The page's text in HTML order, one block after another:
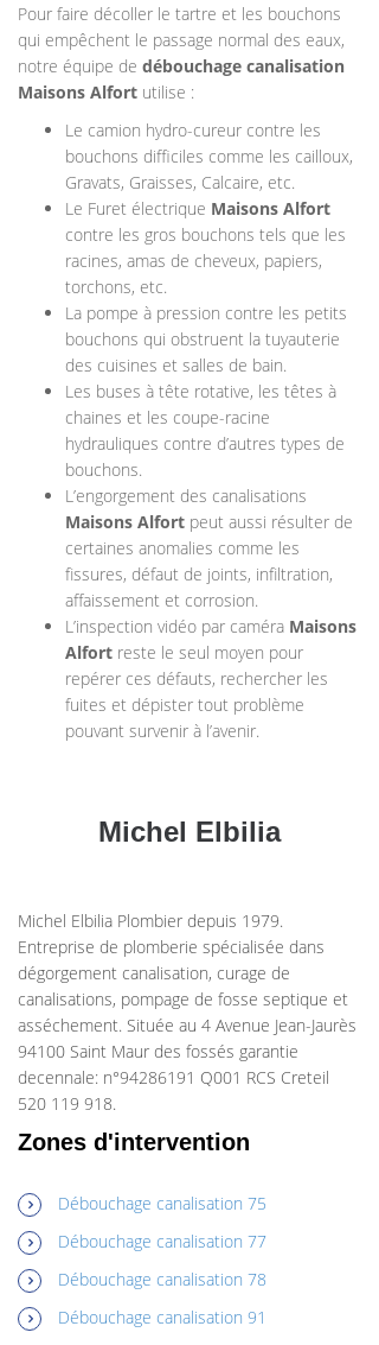
Pour faire décoller le tartre et les bouchons
qui empêchent le passage normal des eaux,
notre équipe de débouchage canalisation
Maisons Alfort utilise :
Le camion hydro-cureur contre les
bouchons difficiles comme les cailloux,
Gravats, Graisses, Calcaire, etc.
Le Furet électrique Maisons Alfort
contre les gros bouchons tels que les
racines, amas de cheveux, papiers,
torchons, etc.
La pompe à pression contre les petits
bouchons qui obstruent la tuyauterie
des cuisines et salles de bain.
Les buses à tête rotative, les têtes à
chaines et les coupe-racine
hydrauliques contre d’autres types de
bouchons.
L’engorgement des canalisations
Maisons Alfort peut aussi résulter de
certaines anomalies comme les
fissures, défaut de joints, infiltration,
affaissement et corrosion.
L’inspection vidéo par caméra Maisons
Alfort reste le seul moyen pour
repérer ces défauts, rechercher les
fuites et dépister tout problème
pouvant survenir à l’avenir.
Michel Elbilia
Michel Elbilia Plombier depuis 1979.
Entreprise de plomberie spécialisée dans
dégorgement canalisation, curage de
canalisations, pompage de fosse septique et
asséchement. Située au 4 Avenue Jean-Jaurès
94100 Saint Maur des fossés garantie
decennale: n°94286191 Q001 RCS Creteil
520 119 918.
Zones d'intervention
Débouchage canalisation 75
Débouchage canalisation 77
Débouchage canalisation 78
Débouchage canalisation 91